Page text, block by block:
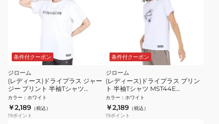
条件付クーポン
ジローム
(レディース)ドライプラス ジャー
ジー プリント 半袖Tシャツ
CT5S0037-TR864-GRCD WHT
カラー ： ホワイト
￥2,189 （税込）
19ポイント
条件付クーポン
ジローム
(レディース)ドライプラス プリン
ト 半袖Tシャツ MST44E
CT5S0028-TR864-GRES WHT
カラー ： ホワイト
￥2,189 （税込）
19ポイント